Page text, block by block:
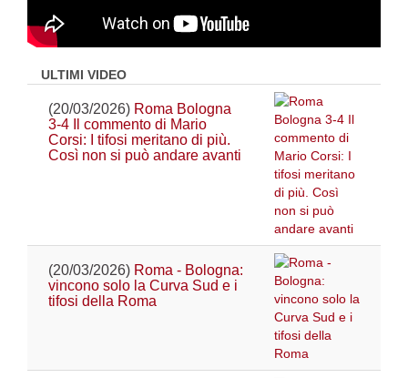
ULTIMI VIDEO
(20/03/2026) Roma Bologna
3-4 Il commento di Mario
Corsi: I tifosi meritano di più.
Così non si può andare avanti
(20/03/2026) Roma - Bologna:
vincono solo la Curva Sud e i
tifosi della Roma